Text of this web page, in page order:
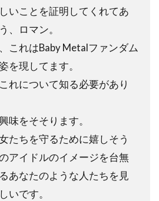
いことを証明してくれてあ
、ロマン。
これはBaby Metalファンダム
を現してます。
れについて知る必要があり
味をそそります。
たちを守るために嬉しそう
アイドルのイメージを台無
あなたのような人たちを見
いです。